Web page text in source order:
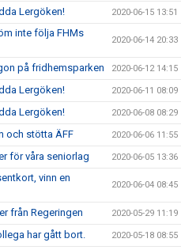
Lergöken! 2020-06-15 13:51
inte följa FHMs
2020-06-14 20:33
på fridhemsparken 2020-06-12 14:15
Lergöken! 2020-06-11 08:09
Lergöken! 2020-06-08 08:29
och stötta ÄFF 2020-06-06 11:55
för våra seniorlag 2020-06-05 13:36
vinn en
2020-06-04 08:45
från Regeringen 2020-05-29 11:19
har gått bort. 2020-05-18 08:55